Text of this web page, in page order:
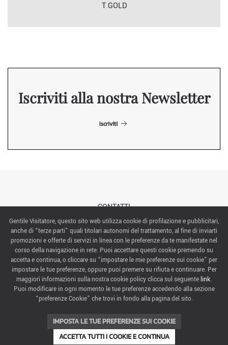
T.GOLD
Iscriviti alla nostra Newsletter
Iscriviti
CONTATTI
ABOUT US
ITALIAN EXHIBITION GROUP SpA All rights reserved
Via Emilia 155, 47921 Rimini,
CF/PI 00139440408, Registro Imprese: Rimini P.I e n. Reg. Imprese 00139440408, Capitale Sociale
52.214.897 i.v.
Gentile Visitatore, questo sito web utilizza cookie di profilazione e pubblicitari,
anche di “terze parti” quali titolari autonomi del trattamento, al fine di inviarti
promozioni e offerte di servizi in linea con le preferenze da te manifestate nel
corso della navigazione in rete. Puoi accettare questi cookie premendo su
accetta e continua, o cliccare su “impostare le mie preferenze sui cookie” per
impostare le tue preferenze, oppure puoi premere su rifiuta e continuare. Per
maggiori informazioni sulla nostra cookie policy clicca sul seguente link.
Puoi modificare in ogni momento le tue preferenze accedendo alla sezione
“preferenze Cookie” che trovi in fondo alla pagina del sito.
IMPOSTA LE TUE PREFERENZE SUI COOKIE
ACCETTA TUTTI I COOKIE E CONTINUA